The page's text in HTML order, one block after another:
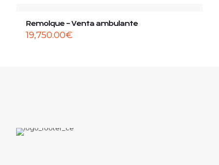
Remolque – Venta ambulante
19,750.00€